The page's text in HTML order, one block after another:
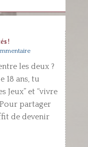
!
les deux ?
18 ans, tu
Jeux” et “vivre
Pour partager
de devenir